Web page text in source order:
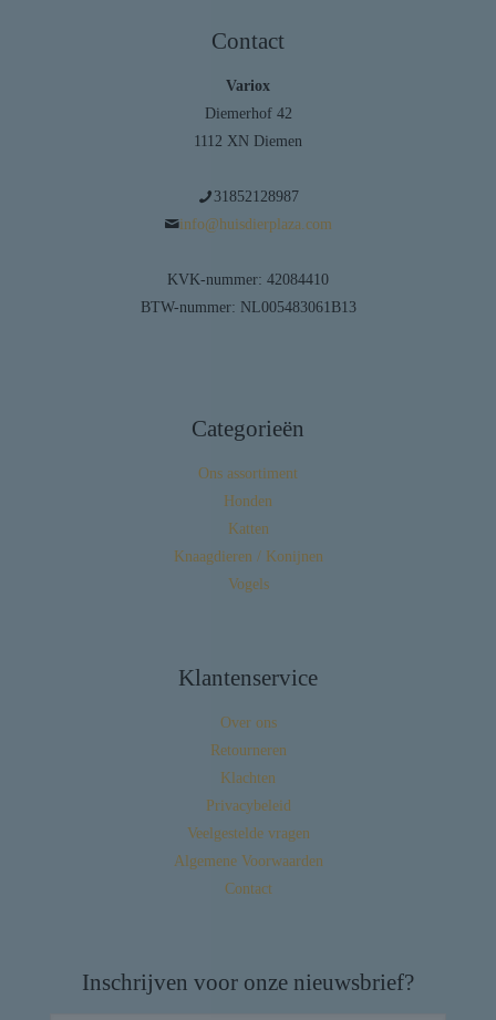
Contact
Variox
Diemerhof 42
1112 XN Diemen
31852128987
info@huisdierplaza.com
KVK-nummer: 42084410
BTW-nummer: NL005483061B13
Categorieën
Ons assortiment
Honden
Katten
Knaagdieren / Konijnen
Vogels
Klantenservice
Over ons
Retourneren
Klachten
Privacybeleid
Veelgestelde vragen
Algemene Voorwaarden
Contact
Inschrijven voor onze nieuwsbrief?